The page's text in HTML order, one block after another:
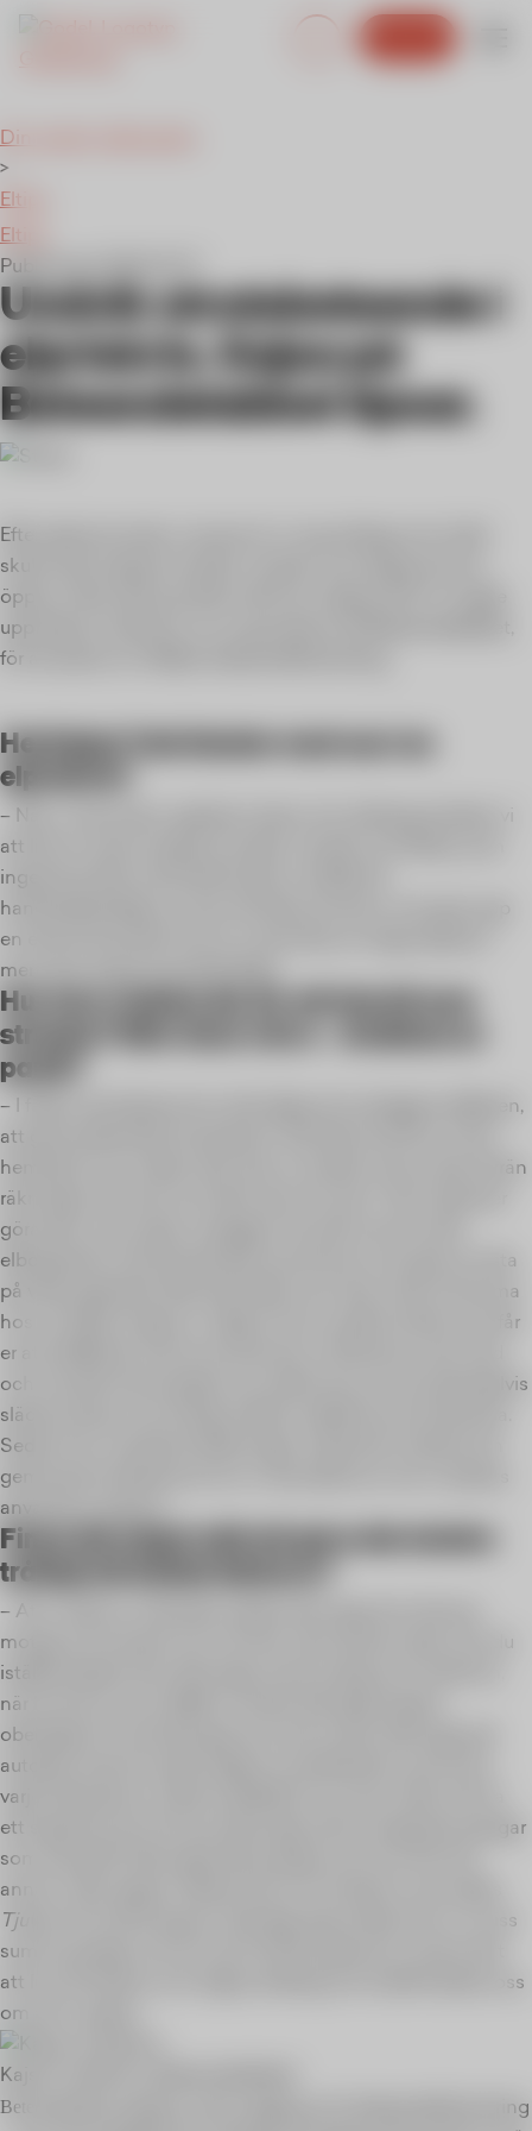
Din guide i eldjungeln.
>
Eltips
Eltips
Publicerad:
Undvik strutsbeteende i
elpriskris. Kajsa på
Beteendelabbet tipsar.
Efter elprissmockan i januari är vi nog många som helst
skulle vilja stoppa huvudet i sanden och skippa att ens
öppna nästa räkning. Men det finns hjälp att få. Vi ringde
upp Kajsa Lindström, en av grundarna till Beteendelabbet,
för att prata om hållbar beteendeförändring.
Hej Kajsa! Vad händer med oss i en
elpriskris?
– När vi människor upplever stress och obehag tenderar vi
att likt en struts stoppa huvudet i sanden och låtsas som
ingenting. Rent rationellt borde vi istället bli
handlingskraftiga, se över vår elkonsumtion och göra upp
en ekonomisk plan för hur vi ska klara av högre elpriser –
men så är tyvärr inte alltid fallet.
Hur kan vi tänka då, för att inte bli som
strutsar? Eller ännu värre – drabbas av
panik?
– I fallet med elpriser kan det hjälpa att synliggöra effekten,
att göra beteendet transparent. Vår elkonsumtion är lite
hemlig för oss medan den sker. Vi märker inte av den förrän
räkningen kommer och då är det “för sent”. Så vi behöver
göra elen mer synlig i vardagen. Ett sätt är att via ditt
elbolag kika närmare på elkonsumtionen och göra en lista
på vilka apparater eller aktiviteter som drar mest el hemma
hos er. Sedan skapar ni någon form av påminnelse som får
er att reflektera över konsumtionen. Låt barnen vara med
och rita eller skriva lappar som påminner om att exempelvis
släcka lampor och hänga tvätten istället för att torktumla.
Sedan kan ni jämföra elräkningen månad för månad och
gemensamt bestämma hur ni ska belöna er när ni lyckats
använda mindre el.
Finns det något sätt att göra det mindre
tråkigt att betala fakturor?
– Att i slutet av månaden betala räkningar kan kännas
motigt och kanske som att dina sista slantar ryker. Om du
istället betalar dina räkningar samma dag som du får lön,
när kontot är mer välfyllt, minskar förhoppningsvis
obehaget. En så enkel grej som att ha dina räkningar på
autogiro så att du själv slipper se de faktiska summorna
varje månad kan också underlätta. En annan idé är att ha
ett separat konto för just räkningar, där du separerar pengar
som ska gå till räkningar från pengar som du vill ha till
annat. I spar-appen
Tjuven
som på slumpvis vald dag varje månad “tar” en viss
summa pengar och för över till ditt sparkonto. Smart sätt
att lura vår hjärna och slippa obehag och ändå försäkra oss
om att vi sparar.
Kajsa Lindström, Beteendelabbet
Beteendelabbet
arbetar med nudging och beteendeförändring